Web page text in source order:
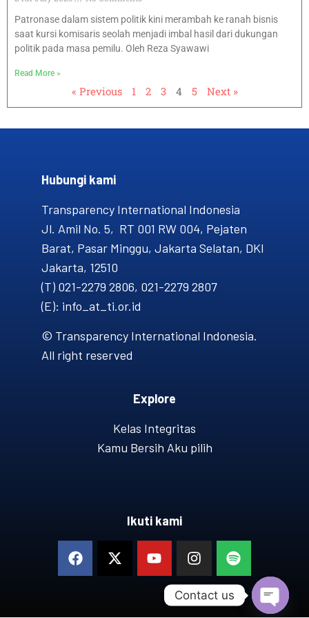
Patronase dalam sistem politik kini merambah ke ranah bisnis
saat kursi komisaris seolah menjadi imbal hasil dari dukungan
politik pada masa pemilu. Oleh Reza Syawawi
Read More »
« Previous 1 2 3 4 5 Next »
Hubungi kami​
Transparency International Indonesia
Jl. Amil No. 5, RT 001 RW 004, Pejaten
Barat, Pasar Minggu, Jakarta Selatan, DKI
Jakarta, 12510
(T) 021-2279 2806, 021-2279 2807
(E): info_at_ti.or.id
© Transparency International Indonesia.
All right reserved
Explore
Kelas Integritas
Kamu Bersih Aku pilih
Ikuti kami
Contact us